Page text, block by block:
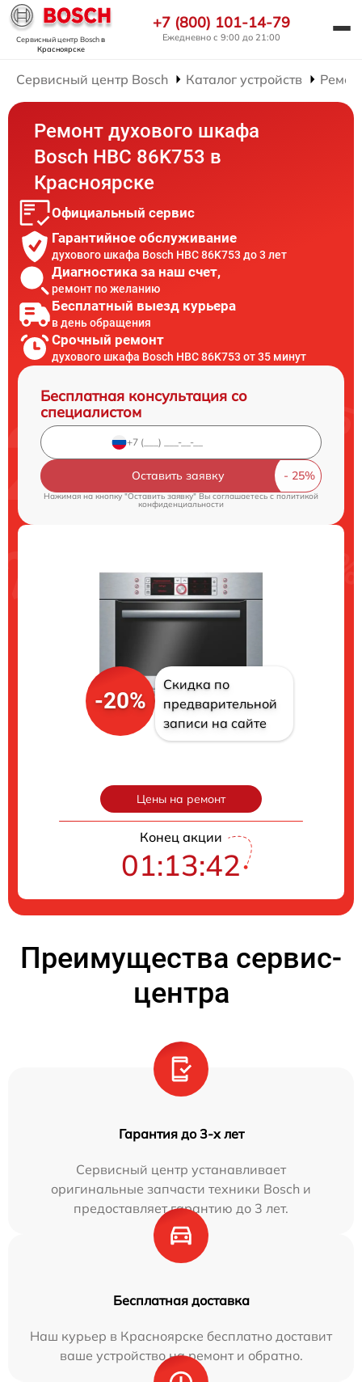
Сервисный центр Boschв
Красноярске
+7 (800) 101-14-79
Ежедневно с 9:00 до 21:00
Сервисный центр Bosch Каталог устройств
Ремонт духового шкафа
Bosch HBC 86K753 в
Красноярске
Официальный сервис
Гарантийное обслуживание
духового шкафа Bosch HBC 86K753 до 3 лет
Диагностика за наш счет,
ремонт по желанию
Бесплатный выезд курьера
в день обращения
Срочный ремонт
духового шкафа Bosch HBC 86K753 от 35 минут
Бесплатная консультация со
специалистом
Оставить заявку
Нажимая на кнопку "Оставить заявку" Вы соглашаетесь cполитикой
конфиденциальности
-20%
Скидка по
предварительной
записи на сайте
Цены на ремонт
Конец акции
01:13:41
Преимущества сервис-
центра
Гарантия до 3-х лет
Сервисный центр устанавливает
оригинальные запчасти техники Bosch и
предоставляет гарантию до 3 лет.
Бесплатная доставка
Наш курьер в Красноярске бесплатно доставит
ваше устройство на ремонт и обратно.